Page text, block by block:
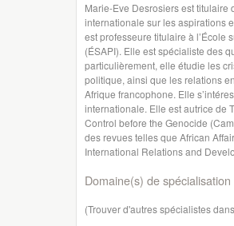
Marie-Eve Desrosiers est
internationale sur les aspirations
est professeure titulaire à l’École
(ÉSAPI). Elle est spécialiste des
particulièrement, elle étudie les
politique, ainsi que les relations
Afrique francophone. Elle
internationale. Elle est autrice de
Control before the Genocide
des revues telles que African
International Relations and
Domaine(s) de spécialisation
(Trouver d'autres spécialistes